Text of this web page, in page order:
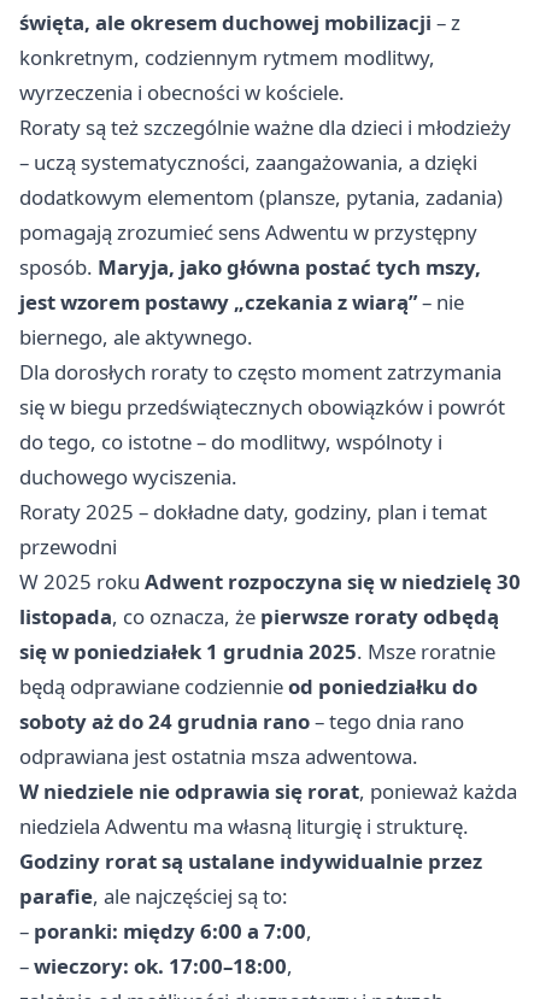
święta, ale okresem duchowej mobilizacji – z
konkretnym, codziennym rytmem modlitwy,
wyrzeczenia i obecności w kościele.
Roraty są też szczególnie ważne dla dzieci i młodzieży
– uczą systematyczności, zaangażowania, a dzięki
dodatkowym elementom (plansze, pytania, zadania)
pomagają zrozumieć sens Adwentu w przystępny
sposób. Maryja, jako główna postać tych mszy,
jest wzorem postawy „czekania z wiarą”– nie
biernego, ale aktywnego.
Dla dorosłych roraty to często moment zatrzymania
się w biegu przedświątecznych obowiązków i powrót
do tego, co istotne – do modlitwy, wspólnoty i
duchowego wyciszenia.
Roraty 2025 – dokładne daty, godziny, plan i temat
przewodni
W 2025 roku Adwent rozpoczyna się w niedzielę 30
listopada, co oznacza, że pierwsze roraty odbędą
się w poniedziałek 1 grudnia 2025. Msze roratnie
będą odprawiane codziennieod poniedziałku do
soboty aż do 24 grudnia rano– tego dnia rano
odprawiana jest ostatnia msza adwentowa.
W niedziele nie odprawia się rorat, ponieważ każda
niedziela Adwentu ma własną liturgię i strukturę.
Godziny rorat są ustalane indywidualnie przez
parafie, ale najczęściej są to:
– poranki: między 6:00 a 7:00,
–wieczory: ok. 17:00–18:00,